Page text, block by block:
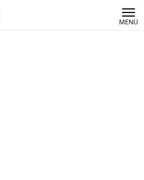
MENU